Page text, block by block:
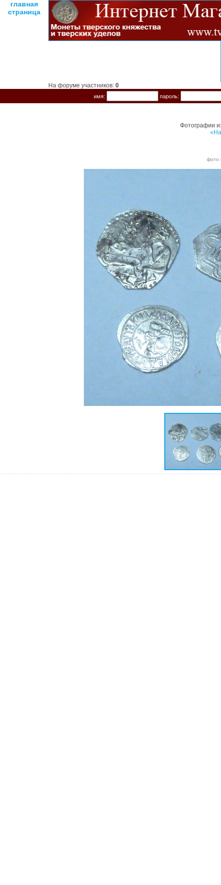
главная
страница
На форуме участников: 0
имя: пароль:
Фотографии
фото